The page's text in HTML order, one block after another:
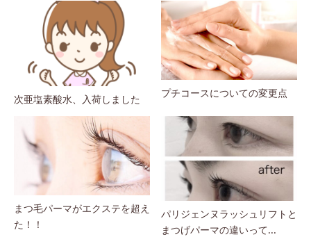
次亜塩素酸水、入荷しました プチコースについての変更点
まつ毛パーマがエクステを超え
た！！
パリジェンヌラッシュリフトと
まつげパーマの違いって...